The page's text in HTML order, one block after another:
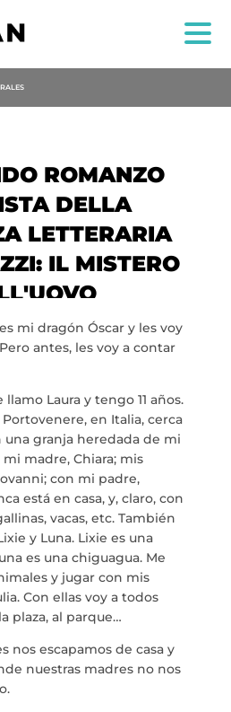
NOI
SERVIZI
PROGETTI
MARIA ANCHIETA
ROMANZO
DELLA
LETTERARIA
IL MISTERO
mi dragón Óscar y les voy
antes, les voy a contar
Laura y tengo 11 años.
Portovenere, en Italia, cerca
granja heredada de mi
madre, Chiara; mis
con mi padre,
está en casa, y, claro, con
vacas, etc. También
y Luna. Lixie es una
es una chiguagua. Me
y jugar con mis
Con ellas voy a todos
plaza, al parque…
nos escapamos de casa y
nuestras madres no nos